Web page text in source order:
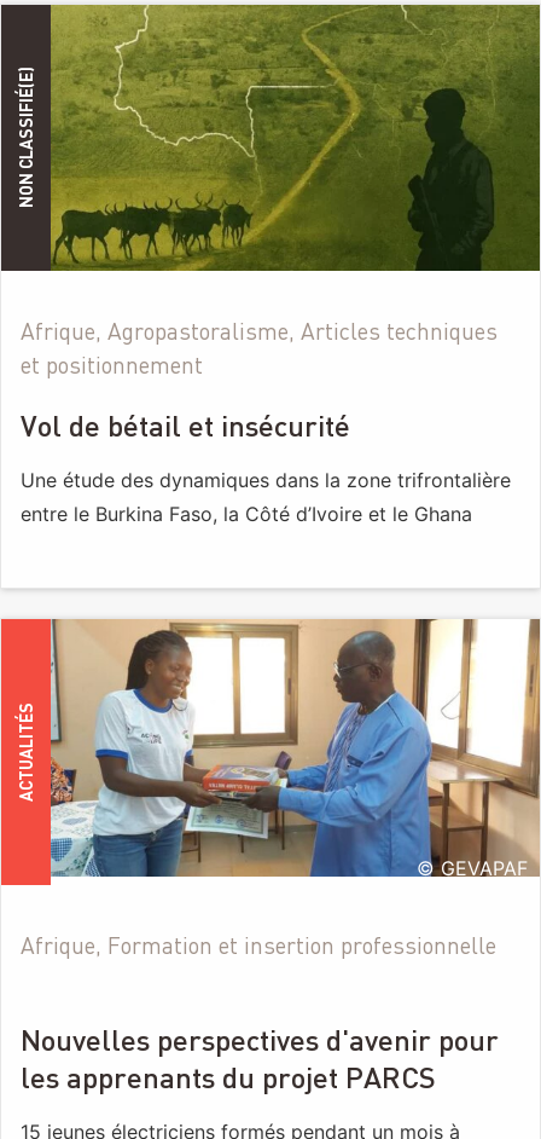
NON CLASSIFIÉ(E)
Afrique, Agropastoralisme, Articles techniques
et positionnement
Vol de bétail et insécurité
Une étude des dynamiques dans la zone trifrontalière
entre le Burkina Faso, la Côté d’Ivoire et le Ghana
ACTUALITÉS
© GEVAPAF
Afrique, Formation et insertion professionnelle
Nouvelles perspectives d'avenir pour
les apprenants du projet PARCS
15 jeunes électriciens formés pendant un mois à